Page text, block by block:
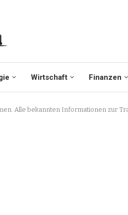
Wirtschaft Finanzen
Alle bekannten Informationen zur